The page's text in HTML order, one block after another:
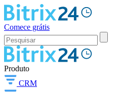
Comece grátis
Produto
CRM